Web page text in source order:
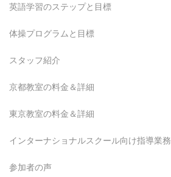
英語学習のステップと目標
体操プログラムと目標
スタッフ紹介
京都教室の料金＆詳細
東京教室の料金＆詳細
インターナショナルスクール向け指導業務
参加者の声